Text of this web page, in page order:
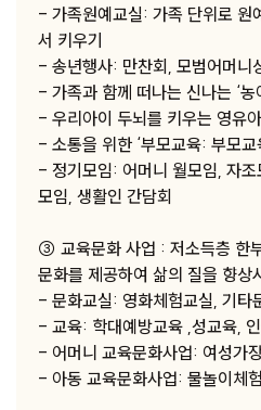
- 가족원예교실: 가족 단위로 원
서 키우기
- 송년행사: 만찬회, 모범어머니
- 가족과 함께 떠나는 신나는 ‘농
- 우리아이 두뇌를 키우는 영유
- 소통을 위한 ‘부모교육: 부모
- 정기모임: 어머니 월모임, 자
모임, 생활인 간담회
③ 교육문화 사업 : 저소득층 한
문화를 제공하여 삶의 질을 향상
- 문화교실: 영화체험교실, 기타
- 교육: 학대예방교육 ,성교육,
- 어머니 교육문화사업: 여성가
- 아동 교육문화사업: 물놀이체